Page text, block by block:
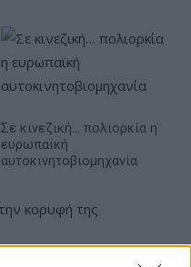
Σε κινεζική… πολιορκία η
ευρωπαϊκή
αυτοκινητοβιομηχανία